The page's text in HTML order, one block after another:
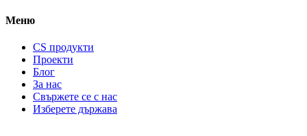
Меню
CS продукти
Проекти
Блог
За нас
Свържете се с нас
Изберете държава